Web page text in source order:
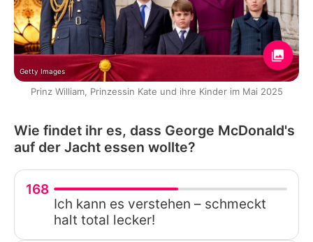
Getty Images
Prinz William, Prinzessin Kate und ihre Kinder im Mai 2025
Wie findet ihr es, dass George McDonald's
auf der Jacht essen wollte?
168
Ich kann es verstehen – schmeckt
halt total lecker!